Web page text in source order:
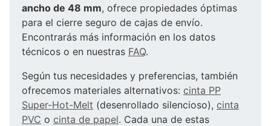
ancho de 48 mm, ofrece propiedades óptimas
para el cierre seguro de cajas de envío.
Encontrarás más información en los datos
técnicos o en nuestras FAQ.
Según tus necesidades y preferencias, también
ofrecemos materiales alternativos: cinta PP
Super-Hot-Melt (desenrollado silencioso), cinta
PVC o cinta de papel. Cada una de estas